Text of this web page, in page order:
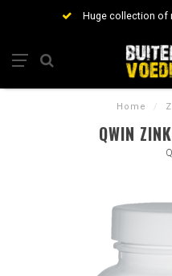
Huge collection of
Home /
QWIN